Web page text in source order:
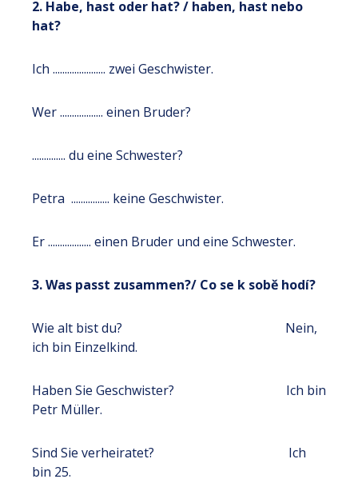
2. Habe, hast oder hat? / haben, hast nebo
hat?
Ich ...................... zwei Geschwister.
Wer .................. einen Bruder?
.............. du eine Schwester?
Petra ................ keine Geschwister.
Er .................. einen Bruder und eine Schwester.
3. Was passt zusammen?/ Co se k sobě hodí?
Wie alt bist du? Nein,
ich bin Einzelkind.
Haben Sie Geschwister? Ich bin
Petr Müller.
Sind Sie verheiratet? Ich
bin 25.